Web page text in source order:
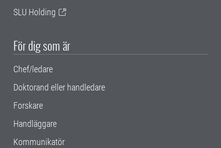
SLU Holding
För dig som är
Chef/ledare
Doktorand eller handledare
Forskare
Handläggare
Kommunikatör